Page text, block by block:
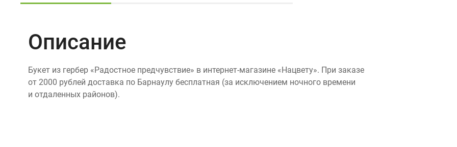
Описание
Букет из гербер «Радостное предчувствие» в интернет-магазине «Нацвету». При заказе
от 2000 рублей доставка по Барнаулу бесплатная (за исключением ночного времени
и отдаленных районов).